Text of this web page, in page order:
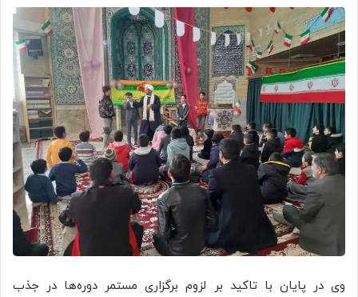
وی در پایان با تاکید بر لزوم برگزاری مستمر دوره‌ها در جذب